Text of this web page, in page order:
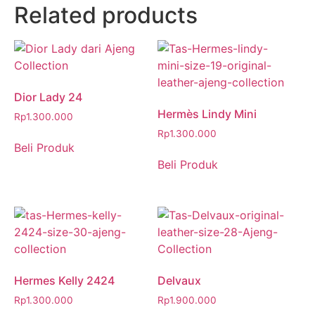
Related products
Dior Lady 24
Rp1.300.000
Beli Produk
Hermès Lindy Mini
Rp1.300.000
Beli Produk
Hermes Kelly 2424
Rp1.300.000
Delvaux
Rp1.900.000